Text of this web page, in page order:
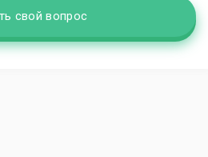
свой вопрос